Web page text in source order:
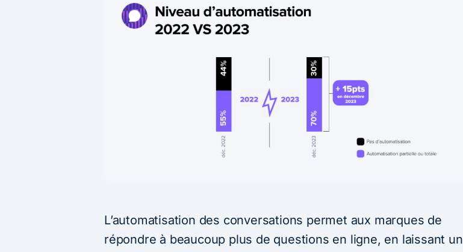
L’automatisation des conversations permet aux marques de
répondre à beaucoup plus de questions en ligne, en laissant un